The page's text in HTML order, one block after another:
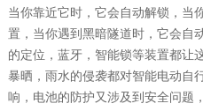
当你靠近它时，它会自动解锁，当
置，当你遇到黑暗隧道时，它会自
的定位，蓝牙，智能锁等装置都让
暴晒，雨水的侵袭都对智能电动自
响，电池的防护又涉及到安全问题